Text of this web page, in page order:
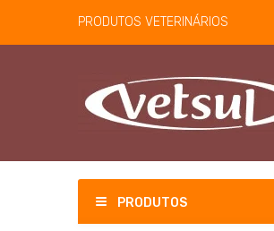
PRODUTOS VETERINÁRIOS
PRODUTOS